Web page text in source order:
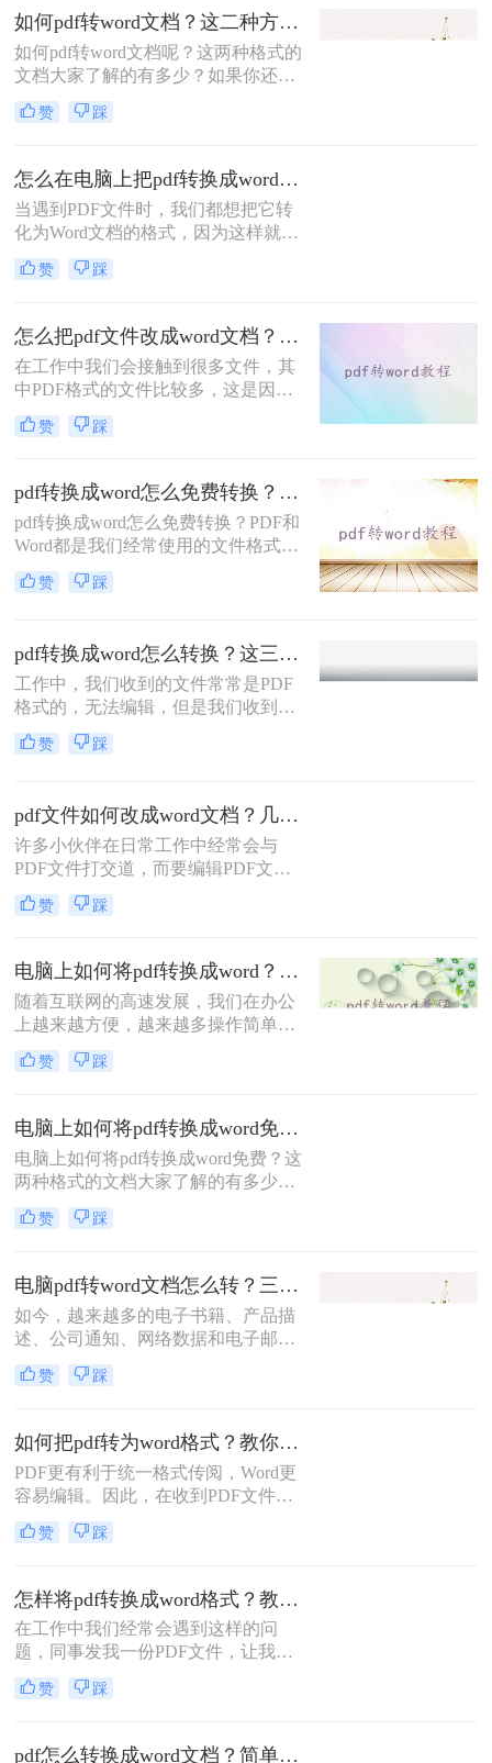
转换word格式吗？别急，下面小编就
来告诉你们pdf转word，你们快来看看
吧！
如何pdf转word文档？这二种方法建议收藏！
如何pdf转word文档呢？这两种格式的
文档大家了解的有多少？如果你还是
初入职场的菜鸟不懂得对文件的运
用，那么一定快快学起来，因为办公
需要格式转换，比如说pdf转word文
档，那么你知道什么有效又快速的pdf
转word方法方法吗？不知道的朋友可
以往下看。
赞 踩
怎么在电脑上把pdf转换成word？转转大师在线转换就能解决！
当遇到PDF文件时，我们都想把它转
化为Word文档的格式，因为这样就能
编辑PDF文件了。那么你知道怎么在
电脑上把pdf转换成word吗？说到格式
们就来看看是怎么将pdf转word的，下
次遇到这种问题就不用担心了。
赞 踩
怎么把pdf文件改成word文档？这五种转换方法保证让你满意！
在工作中我们会接触到很多文件，其
中PDF格式的文件比较多，这是因为
PDF格式的文件比较稳定，深的办公
职员的喜欢，但是PDF文件也是有缺
不像word、excel、TXT这些文件，打
开就能直接编辑，当我们想要编辑
PDF文件时就要用PDF编辑器来打
开，而且还要开会员才能使用，所以
很多人都会将pdf文件改成word文档，
这样就不用那么麻烦去编辑了，那么
吗？下面就来给大家讲讲pdf转word的
方法吧。
赞 踩
pdf转换成word怎么免费转换？试试这些方式！
pdf转换成word怎么免费转换？PDF和
Word都是我们经常使用的文件格式，
在某些方面二者是一样的，关键在于
它们之间的区别。与Word相比，PDF
的编辑能力。在处理这两种文件格式
时，可以根据自己的实际需求互转使
用。那你知道如何pdf转word吗？现在
我们来学习一下PDF转Word的方法。
赞 踩
pdf转换成word怎么转换？这三种方法简单易学，你一定要知道！
工作中，我们收到的文件常常是PDF
格式的，无法编辑，但是我们收到的
文件一般除了浏览还需要编辑外，想
要编辑时，就要将pdf转换成word，那
会你快速转换。
赞 踩
pdf文件如何改成word文档？几种简单方法图文教程！
许多小伙伴在日常工作中经常会与
PDF文件打交道，而要编辑PDF文件
的内容并没有用Word编辑来的方便，
所以需要先转成Word格式的才能方便
赞 踩
电脑上如何将pdf转换成word？三个方法轻松搞定！
随着互联网的高速发展，我们在办公
上越来越方便，越来越多操作简单高
效的软件来帮助我们的提高办公效
率，借助这些工具我们可以大大的节
分的方便，像PDF和Word都是我们经
常会用到的文档，当我们需要将两种
文档进行转换时，那么电脑上如何将
pdf转换成word呢，下面就来给大家讲
讲pdf转换成word方法吧。
赞 踩
电脑上如何将pdf转换成word免费？教给大家三种方法！
电脑上如何将pdf转换成word免费？这
两种格式的文档大家了解的有多少？
如果你还是初入职场的菜鸟不懂得对
文件的运用，那么一定快快学起来，
档，同时也需要格式转换，比如说将
pdf转换成word，那么你知道什么有效
又快速的免费pdf转word方法吗？不知
道的朋友可以往下看。
赞 踩
电脑pdf转word文档怎么转？三种常用方法可实现！
如今，越来越多的电子书籍、产品描
述、公司通知、网络数据和电子邮件
开始使用PDF格式文件。Adobe设计
PDF文件格式的目的是支持跨平台、
是对网络信息发布的支持。为了实现
这一目标，PDF具有许多其他电子文
件格式无法比拟的优势。但是PDF却
不能直接编辑，因此需要pdf转word，
那么电脑pdf转word文档怎么转呢？下
面就来看看吧。
赞 踩
如何把pdf转为word格式？教你三招，免费转word！
PDF更有利于统一格式传阅，Word更
容易编辑。因此，在收到PDF文件
后，将PDF转换为Word是很多的人工
作需求。市场上大多数把pdf转为word
量也不好。今天，小编将与您分享两
个免费有用的pdf转word方法，转换效
率特别高哦~
赞 踩
怎样将pdf转换成word格式？教你二种免费的方法！
在工作中我们经常会遇到这样的问
题，同事发我一份PDF文件，让我帮
忙将pdf转换成word格式，PDF文件很
便利，在阅读和分享上极具优势，但
还得转换成word文档，那么问题来
赞 踩
pdf怎么转换成word文档？简单实用的方法推荐给你！